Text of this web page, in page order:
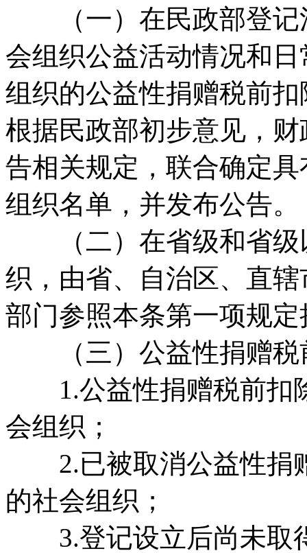
（一）在民政部登记
会组织公益活动情况和
组织的公益性捐赠税前
根据民政部初步意见，
告相关规定，联合确定
组织名单，并发布公告。
（二）在省级和省级
织，由省、自治区、直
部门参照本条第一项规定
（三）公益性捐赠税
1.公益性捐赠税前扣
会组织；
2.已被取消公益性捐
的社会组织；
3.登记设立后尚未取